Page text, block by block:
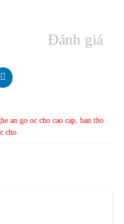
Đánh giá
an go oc cho cao cap ban tho
cho